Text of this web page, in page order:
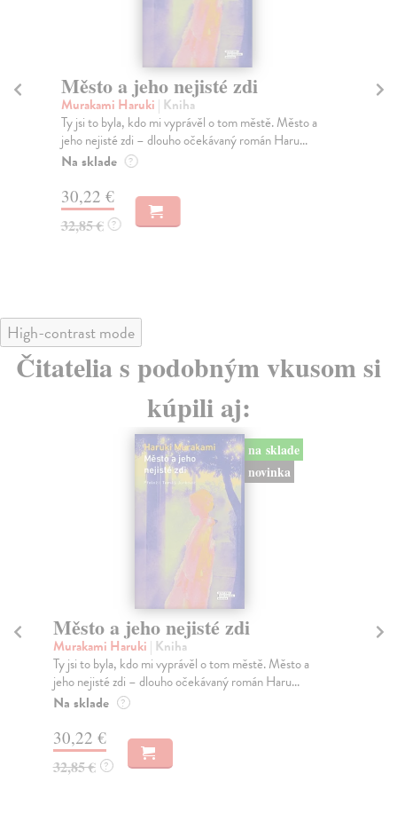
Město a jeho nejisté zdi
Murakami Haruki| Kniha
Ty jsi to byla, kdo mi vyprávěl o tom městě. Město a
jeho nejisté zdi – dlouho očekávaný román Haru...
Na sklade ?
30,22 €
32,85 € ?
High-contrast mode
Čitatelia s podobným vkusom si
kúpili aj:
na sklade
novinka
Město a jeho nejisté zdi
Murakami Haruki | Kniha
Ty jsi to byla, kdo mi vyprávěl o tom městě. Město a
jeho nejisté zdi – dlouho očekávaný román Haru...
Na sklade ?
30,22 €
32,85 € ?